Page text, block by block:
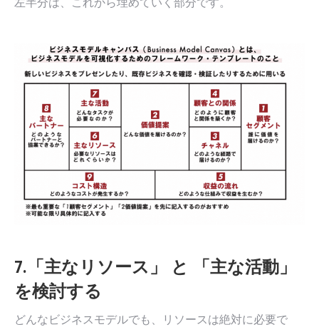
7.「主なリソース」 と 「主な活動」
を検討する
どんなビジネスモデルでも、リソースは絶対に必要で